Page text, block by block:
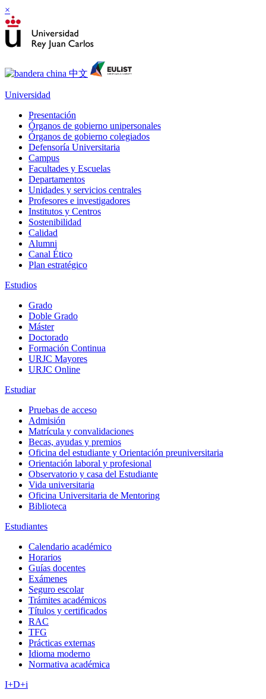
×
Universidad
Presentación
Órganos de gobierno unipersonales
Órganos de gobierno colegiados
Defensoría Universitaria
Campus
Facultades y Escuelas
Departamentos
Unidades y servicios centrales
Profesores e investigadores
Institutos y Centros
Sostenibilidad
Calidad
Alumni
Canal Ético
Plan estratégico
Estudios
Grado
Doble Grado
Máster
Doctorado
Formación Continua
URJC Mayores
URJC Online
Estudiar
Pruebas de acceso
Admisión
Matrícula y convalidaciones
Becas, ayudas y premios
Oficina del estudiante y Orientación preuniversitaria
Orientación laboral y profesional
Observatorio y casa del Estudiante
Vida universitaria
Oficina Universitaria de Mentoring
Biblioteca
Estudiantes
Calendario académico
Horarios
Guías docentes
Exámenes
Seguro escolar
Trámites académicos
Títulos y certificados
RAC
TFG
Prácticas externas
Idioma moderno
Normativa académica
I+D+i